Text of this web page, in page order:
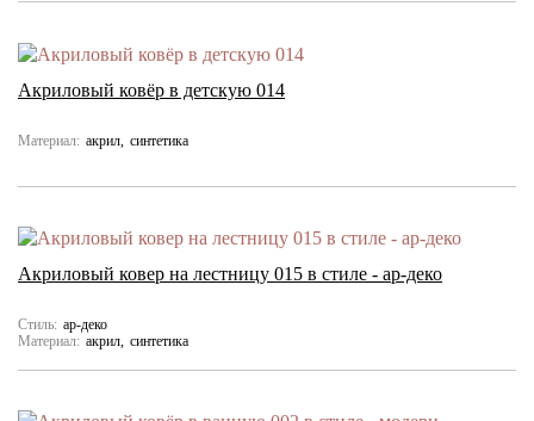
Акриловый ковёр в детскую 014
Материал: акрил синтетика
Акриловый ковер на лестницу 015 в стиле - ар-деко
Стиль: ар-деко
Материал: акрил синтетика